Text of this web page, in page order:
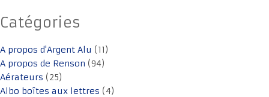
Catégories
A propos d'Argent Alu (11)
A propos de Renson (94)
Aérateurs (25)
Albo boîtes aux lettres (4)